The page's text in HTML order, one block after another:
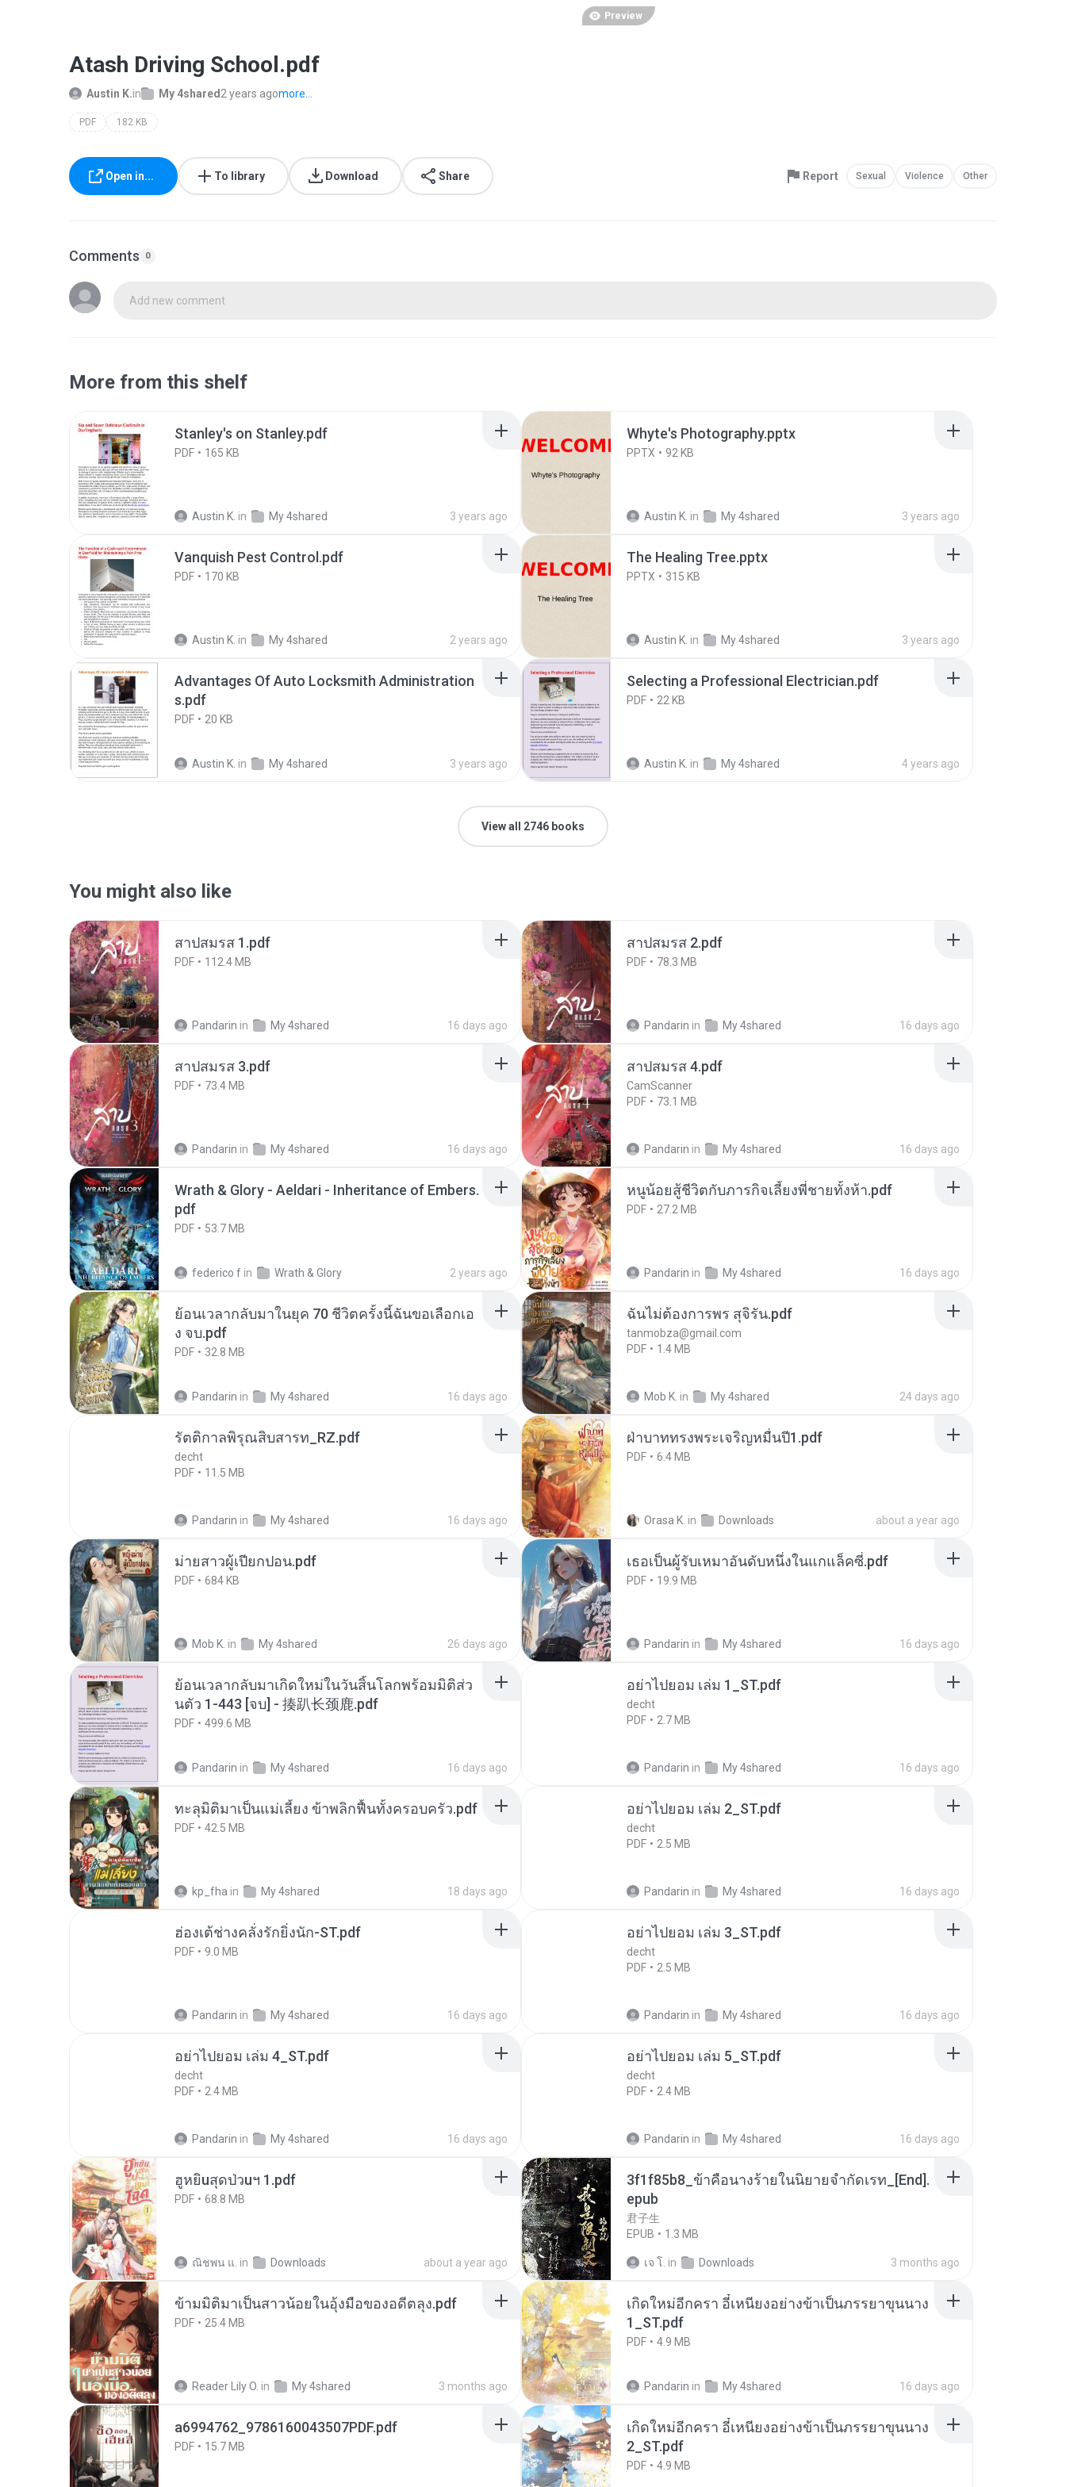
Preview
Atash Driving School.pdf
Austin K.in My 4shared 2 years agomore...
PDF 182 KB
Open in... To library Download Share Report Sexual Violence Other
Comments 0
Add new comment
More from this shelf
Stanley's on Stanley.pdf
PDF 165 KB
Austin K. in My 4shared 3 years ago
Whyte's Photography.pptx
PPTX 92 KB
Austin K. in My 4shared 3 years ago
Vanquish Pest Control.pdf
PDF 170 KB
Austin K. in My 4shared 2 years ago
The Healing Tree.pptx
PPTX 315 KB
Austin K. in My 4shared 3 years ago
Advantages Of Auto Locksmith Administration
s.pdf
PDF 20 KB
Austin K. in My 4shared 3 years ago
Selecting a Professional Electrician.pdf
PDF 22 KB
Austin K. in My 4shared 4 years ago
View all 2746 books
You might also like
สาปสมรส 1.pdf
PDF 112.4 MB
Pandarin in My 4shared 16 days ago
สาปสมรส 2.pdf
PDF 78.3 MB
Pandarin in My 4shared 16 days ago
สาปสมรส 3.pdf
PDF 73.4 MB
Pandarin in My 4shared 16 days ago
สาปสมรส 4.pdf
CamScanner
PDF
73.1 MB
Pandarin in My 4shared 16 days ago
Wrath & Glory - Aeldari - Inheritance of Embers.
pdf
PDF 53.7 MB
federico f in Wrath & Glory 2 years ago
หนูน้อยสู้ชีวิตกับภารกิจเลี้ยงพี่ชายทั้งห้า.pdf
PDF 27.2 MB
Pandarin in My 4shared 16 days ago
ย้อนเวลากลับมาในยุค 70 ชีวิตครั้งนี้ฉันขอเลือกเอ
ง จบ.pdf
PDF 32.8 MB
Pandarin in My 4shared 16 days ago
ฉันไม่ต้องการพร สุจิรัน.pdf
tanmobza@gmail.com
PDF
1.4 MB
Mob K. in My 4shared 24 days ago
รัตติกาลพิรุณสิบสารท_RZ.pdf
decht
PDF
11.5 MB
Pandarin in My 4shared 16 days ago
ฝ่าบาททรงพระเจริญหมื่นปี1.pdf
PDF 6.4 MB
Orasa K. in Downloads about a year ago
ม่ายสาวผู้เปียกปอน.pdf
PDF 684 KB
Mob K. in My 4shared 26 days ago
เธอเป็นผู้รับเหมาอันดับหนึ่งในแกแล็คซี่.pdf
PDF 19.9 MB
Pandarin in My 4shared 16 days ago
ย้อนเวลากลับมาเกิดใหม่ในวันสิ้นโลกพร้อมมิติส่ว
นตัว 1-443 [จบ] - 揍趴长颈鹿.pdf
PDF 499.6 MB
Pandarin in My 4shared 16 days ago
อย่าไปยอม เล่ม 1_ST.pdf
decht
PDF
2.7 MB
Pandarin in My 4shared 16 days ago
ทะลุมิติมาเป็นแม่เลี้ยง ข้าพลิกฟื้นทั้งครอบครัว.pdf
PDF 42.5 MB
kp_fha in My 4shared 18 days ago
อย่าไปยอม เล่ม 2_ST.pdf
decht
PDF
2.5 MB
Pandarin in My 4shared 16 days ago
ฮ่องเต้ช่างคลั่งรักยิ่งนัก-ST.pdf
PDF 9.0 MB
Pandarin in My 4shared 16 days ago
อย่าไปยอม เล่ม 3_ST.pdf
decht
PDF
2.5 MB
Pandarin in My 4shared 16 days ago
อย่าไปยอม เล่ม 4_ST.pdf
decht
PDF
2.4 MB
Pandarin in My 4shared 16 days ago
อย่าไปยอม เล่ม 5_ST.pdf
decht
PDF
2.4 MB
Pandarin in My 4shared 16 days ago
ฮูหยิuสุดป่วuฯ 1.pdf
PDF 68.8 MB
ณิชพน แ. in Downloads about a year ago
3f1f85b8_ข้าคือนางร้ายในนิยายจำกัดเรท_[End].
epub
君子生
EPUB
1.3 MB
เจ โ. in Downloads 3 months ago
ข้ามมิติมาเป็นสาวน้อยในอุ้งมือของอดีตลุง.pdf
PDF 25.4 MB
Reader Lily O. in My 4shared 3 months ago
เกิดใหม่อีกครา อี๋เหนียงอย่างข้าเป็นภรรยาขุนนาง
1_ST.pdf
PDF 4.9 MB
Pandarin in My 4shared 16 days ago
a6994762_9786160043507PDF.pdf
PDF 15.7 MB
เกิดใหม่อีกครา อี๋เหนียงอย่างข้าเป็นภรรยาขุนนาง
2_ST.pdf
PDF 4.9 MB